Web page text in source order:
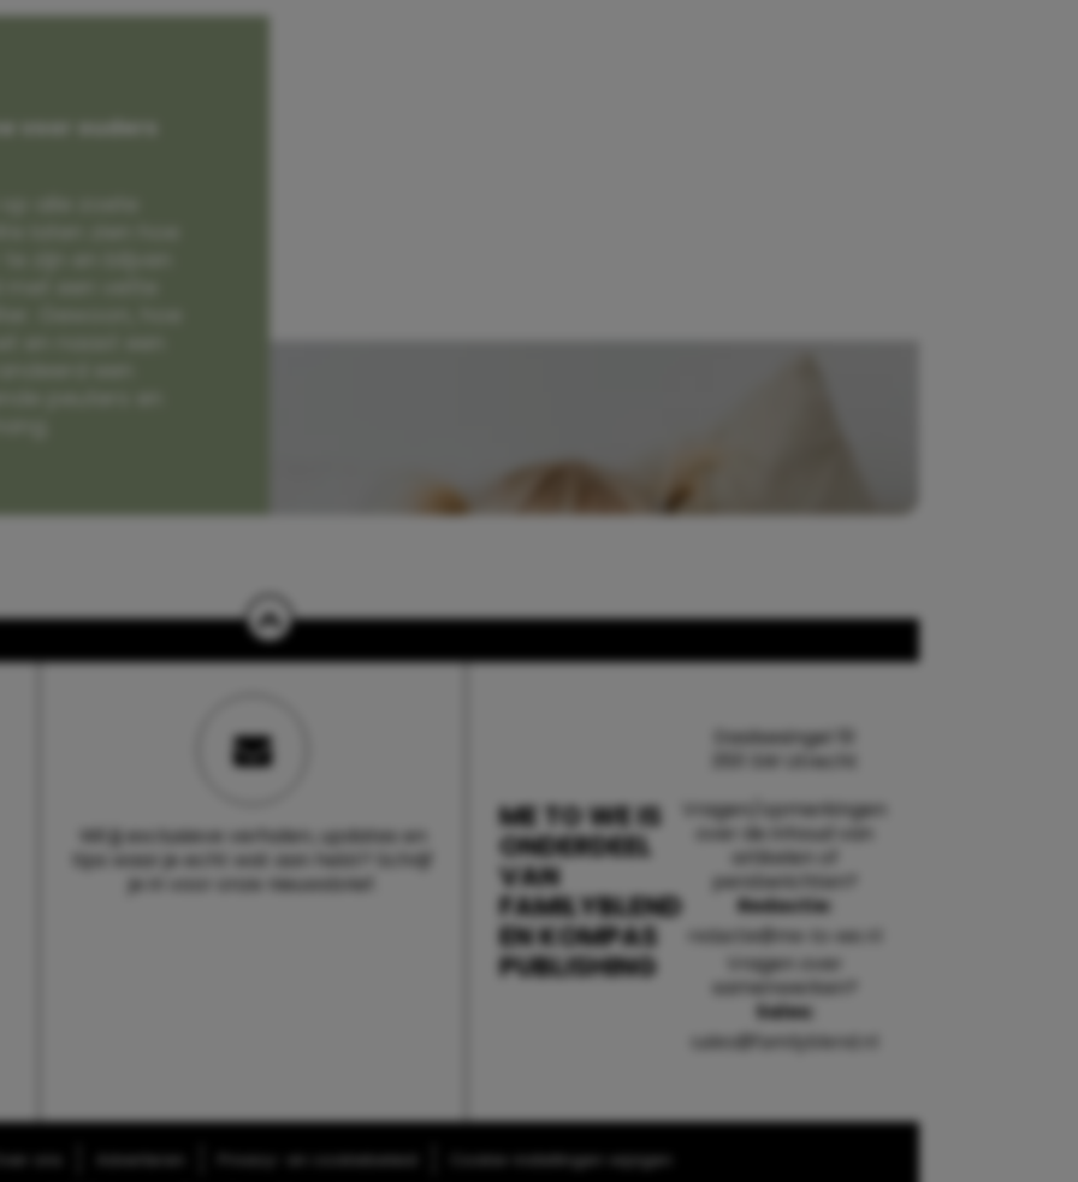
voor ouders
Wil jij exclusieve verhalen, updates en
tips waar je echt wat aan hebt? Schrijf
je in voor onze nieuwsbrief.
ME TO WE IS
ONDERDEEL
VAN
FAMILYBLEND
EN KOMPAS
PUBLISHING
Daalsesingel 51
3511 SW Utrecht
Vragen/opmerkingen
over de inhoud van
artikelen of
persberichten?
Redactie:
redactie@me-to-we.nl
Vragen over
samenwerken?
Sales:
sales@familyblend.nl
Cookie-instellingen wijzigen